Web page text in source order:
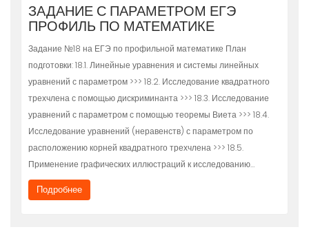
ЗАДАНИЕ С ПАРАМЕТРОМ ЕГЭ
ПРОФИЛЬ ПО МАТЕМАТИКЕ
Задание №18 на ЕГЭ по профильной математике План
подготовки: 18.1. Линейные уравнения и системы линейных
уравнений с параметром >>> 18.2. Исследование квадратного
трехчлена с помощью дискриминанта >>> 18.3. Исследование
уравнений с параметром с помощью теоремы Виета >>> 18.4.
Исследование уравнений (неравенств) с параметром по
расположению корней квадратного трехчлена >>> 18.5.
Применение графических иллюстраций к исследованию…
Подробнее